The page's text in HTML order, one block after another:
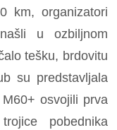
km, organizatori
u ozbiljnom
tešku, brdovitu
su predstavljala
osvojili prva
pobednika